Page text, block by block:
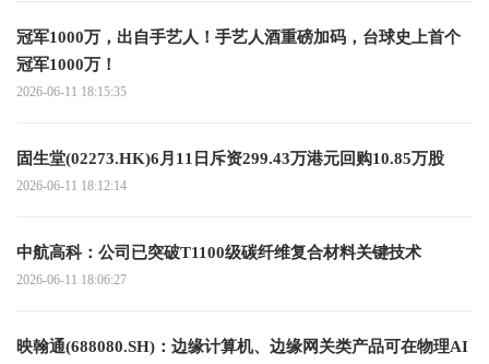
冠军1000万，出自手艺人！手艺人酒重磅加码，台球史上首个
冠军1000万！
2026-06-11 18:15:35
固生堂(02273.HK)6月11日斥资299.43万港元回购10.85万股
2026-06-11 18:12:14
中航高科：公司已突破T1100级碳纤维复合材料关键技术
2026-06-11 18:06:27
映翰通(688080.SH)：边缘计算机、边缘网关类产品可在物理AI